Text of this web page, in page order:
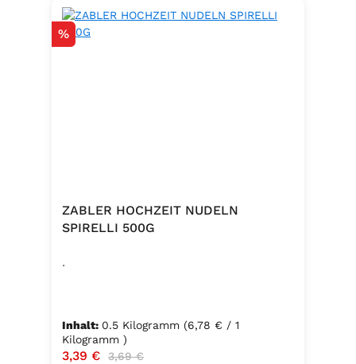
Rabatt
%
ZABLER HOCHZEIT NUDELN
SPIRELLI 500G
.
Inhalt: 0.5 Kilogramm (6,78 € / 1
Kilogramm )
Verkaufspreis:
3,39 € Regulärer Preis:
3,69 €